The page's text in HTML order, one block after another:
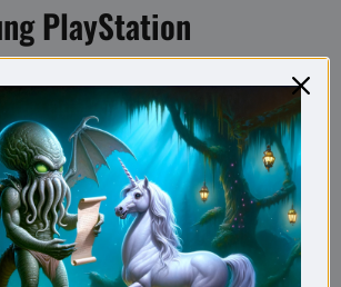
PlayStation
mal zu Stress und Frust führen,
Dann segelt der Controller schneller an
sagen kann. Damit Du Dir nicht
Eingabegerät holen musst, gibt es zum
Controller-Stressball
eines PS-Controllers aus Schaumstoff